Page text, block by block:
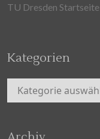
TU Dresden Startseite
Kategorien
Kategorien